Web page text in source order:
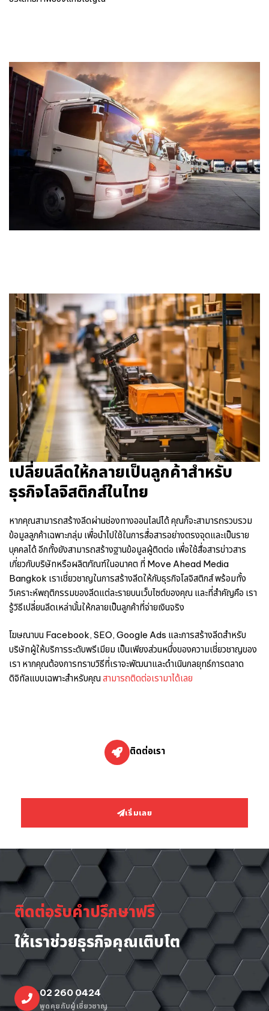
เปลี่ยนลีดให้กลายเป็นลูกค้าสำหรับ
ธุรกิจโลจิสติกส์ในไทย
หากคุณสามารถสร้างลีดผ่านช่องทางออนไลน์ได้ คุณก็จะสามารถรวบรวม
ข้อมูลลูกค้าเฉพาะกลุ่ม เพื่อนำไปใช้ในการสื่อสารอย่างตรงจุดและเป็นราย
บุคคลได้ อีกทั้งยังสามารถสร้างฐานข้อมูลผู้ติดต่อ เพื่อใช้สื่อสารข่าวสาร
เกี่ยวกับบริษัทหรือผลิตภัณฑ์ในอนาคต ที่ Move Ahead Media
Bangkok เราเชี่ยวชาญในการสร้างลีดให้กับธุรกิจโลจิสติกส์ พร้อมทั้ง
วิเคราะห์พฤติกรรมของลีดแต่ละรายบนเว็บไซต์ของคุณ และที่สำคัญคือ เรา
รู้วิธีเปลี่ยนลีดเหล่านั้นให้กลายเป็นลูกค้าที่จ่ายเงินจริง
โฆษณาบน Facebook, SEO, Google Ads และการสร้างลีดสำหรับ
บริษัทผู้ให้บริการระดับพรีเมียม เป็นเพียงส่วนหนึ่งของความเชี่ยวชาญของ
เรา หากคุณต้องการทราบวิธีที่เราจะพัฒนาและดำเนินกลยุทธ์การตลาด
ดิจิทัลแบบเฉพาะสำหรับคุณ สามารถติดต่อเรามาได้เลย
ติดต่อเรา
เริ่มเลย
ติดต่อรับคำปรึกษาฟรี
ให้เราช่วยธุรกิจคุณเติบโต
02 260 0424
พูดคุยกับผู้เชี่ยวชาญ